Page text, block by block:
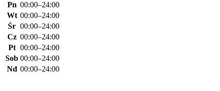
Pn 00:00–24:00
Wt 00:00–24:00
Śr 00:00–24:00
Cz 00:00–24:00
Pt 00:00–24:00
Sob 00:00–24:00
Nd 00:00–24:00